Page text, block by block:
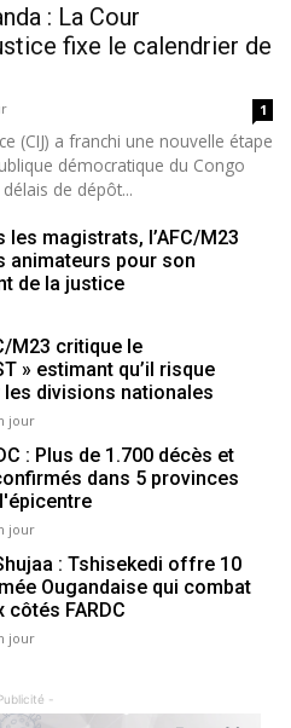
: La Cour
fixe le calendrier de
1
(CIJ) a franchi une nouvelle étape
démocratique du Congo
de dépôt...
les magistrats, l’AFC/M23
animateurs pour son
de la justice
M23 critique le
» estimant qu’il risque
divisions nationales
jour
: Plus de 1.700 décès et
dans 5 provinces
jour
: Tshisekedi offre 10
Ougandaise qui combat
côtés FARDC
jour
-